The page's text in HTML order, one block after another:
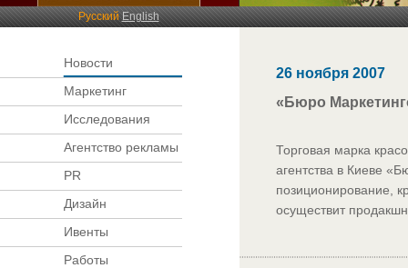
РусскийEnglish
Новости
Маркетинг
Исследования
Агентство рекламы
PR
Дизайн
Ивенты
Работы
26 ноября 2007
«Бюро
Торговая марка
агентства в Киеве
позиционирование,
осуществит